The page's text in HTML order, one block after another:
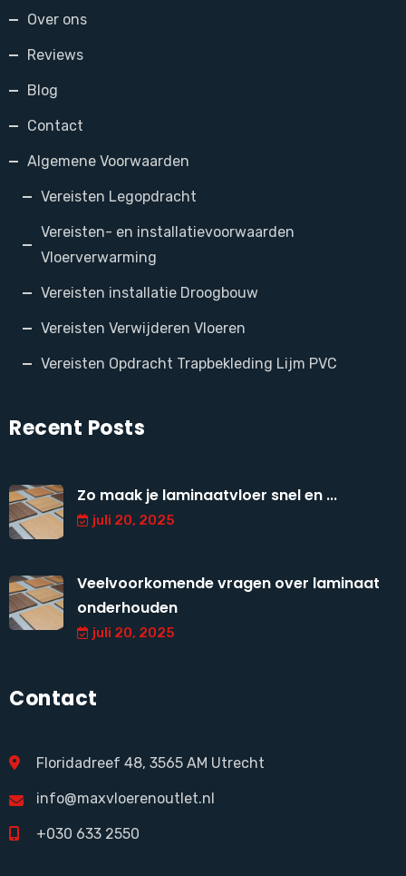
Over ons
Reviews
Blog
Contact
Algemene Voorwaarden
Vereisten Legopdracht
Vereisten- en installatievoorwaarden
Vloerverwarming
Vereisten installatie Droogbouw
Vereisten Verwijderen Vloeren
Vereisten Opdracht Trapbekleding Lijm PVC
Recent Posts
Zo maak je laminaatvloer snel en ...
juli 20, 2025
Veelvoorkomende vragen over laminaat
onderhouden
juli 20, 2025
Contact
Floridadreef 48, 3565 AM Utrecht
info@maxvloerenoutlet.nl
+030 633 2550